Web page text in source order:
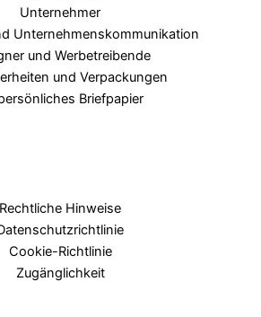
Unternehmer
Unternehmenskommunikation
und Werbetreibende
und Verpackungen
Briefpapier
Rechtliche Hinweise
Cookie-Richtlinie
Zugänglichkeit